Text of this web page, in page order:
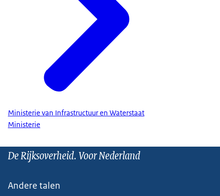
Ministerie van Infrastructuur en Waterstaat
Ministerie
De Rijksoverheid. Voor Nederland
Andere talen